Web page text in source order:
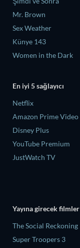
Mr. Brown
Sex Weather
Künye 143
Women in the Dark
En iyi 5 sağlayıcı
Netflix
Amazon Prime Video
Disney Plus
YouTube Premium
JustWatch TV
Yayına girecek filmler
The Social Reckoning
Super Troopers 3